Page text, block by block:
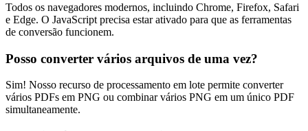
Todos os navegadores modernos, incluindo Chrome, Firefox, Safari
e Edge. O JavaScript precisa estar ativado para que as ferramentas
de conversão funcionem.
Posso converter vários arquivos de uma vez?
Sim! Nosso recurso de processamento em lote permite converter
vários PDFs em PNG ou combinar vários PNG em um único PDF
simultaneamente.